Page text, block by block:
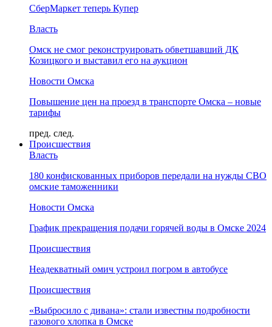
СберМаркет теперь Купер
Власть
Омск не смог реконструировать обветшавший ДК
Козицкого и выставил его на аукцион
Новости Омска
Повышение цен на проезд в транспорте Омска – новые
тарифы
пред. след.
Происшествия
Власть
180 конфискованных приборов передали на нужды СВО
омские таможенники
Новости Омска
График прекращения подачи горячей воды в Омске 2024
Происшествия
Неадекватный омич устроил погром в автобусе
Происшествия
«Выбросило с дивана»: стали известны подробности
газового хлопка в Омске